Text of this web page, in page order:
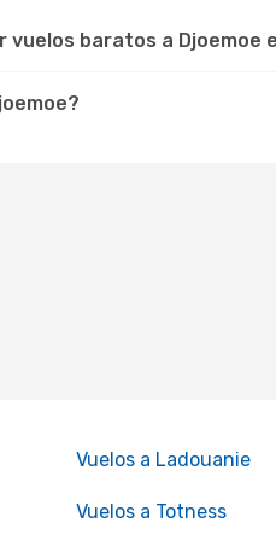
baratos a Djoemoe
Vuelos a Ladouanie
Vuelos a Totness